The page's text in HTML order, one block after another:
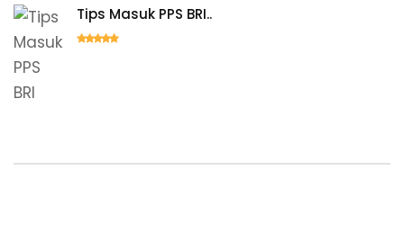
Tips Masuk PPS BRI..